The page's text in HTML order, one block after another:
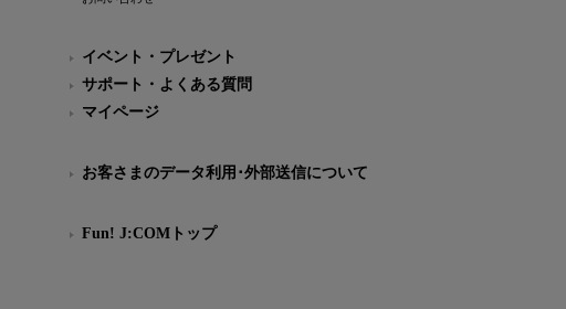
イベント・プレゼント
サポート・よくある質問
マイページ
お客さまのデータ利用･外部送信について
Fun! J:COMトップ